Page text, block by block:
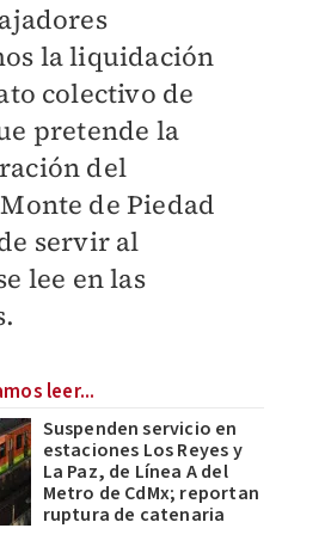
la liquidación
colectivo de
pretende la
del
de Piedad
servir al
lee en las
leer...
Suspenden servicio en
estaciones Los Reyes y
La Paz, de Línea A del
Metro de CdMx; reportan
ruptura de catenaria